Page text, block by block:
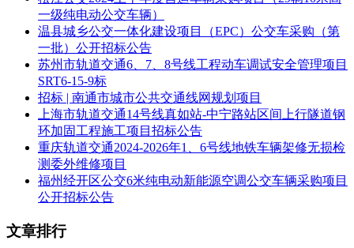
行贿犯罪档案的;
(3)投标人被市场监督管理局列入企业经营异常名录的;
(4)投标人被税务部门列入重大税收违法案件当事人名单的;
以上情形第(1)(3)(4)以“信用中
国”(http://www.creditchina.gov.cn)、“信用宿州”
(http://credit.ahsz.gov.cn/cms/infoPublicity/toInfoHongHeiMd.action)
或其他指定媒介[国家税务总局网站(www.chinatax.gov.cn)、国
家企业信用信息公示系统网站(www.gsxt.gov.cn)]发布的为准，
查询截止时点为投标文件递交截止时间。
情形(2)由投标人提供无行贿犯罪记录承诺函。
一级纯电动公交车辆）
温县城乡公交一体化建设项目（EPC）公交车采购（第
一批）公开招标公告
苏州市轨道交通6、7、8号线工程动车调试安全管理项目
SRT6-15-9标
招标 | 南通市城市公共交通线网规划项目
上海市轨道交通14号线真如站-中宁路站区间上行隧道钢
环加固工程施工项目招标公告
重庆轨道交通2024-2026年1、6号线地铁车辆架修无损检
测委外维修项目
福州经开区公交6米纯电动新能源空调公交车辆采购项目
公开招标公告
文章排行